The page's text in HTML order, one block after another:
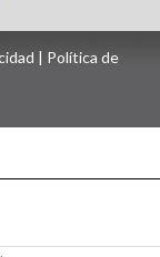
Política de